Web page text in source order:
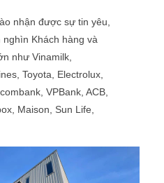
nhận được sự tin yêu,
Khách hàng và
như Vinamilk,
Toyota, Electrolux,
VPBank, ACB,
Maison,
Sun Life,